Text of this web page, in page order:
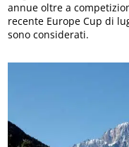
annue oltre a
recente Europe Cup di
sono considerati.